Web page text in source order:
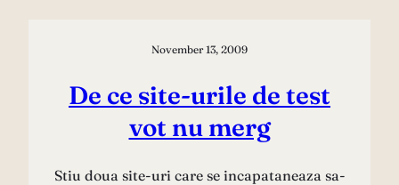
November 13, 2009
De ce site-urile de test
vot nu merg
Stiu doua site-uri care se incapataneaza sa-